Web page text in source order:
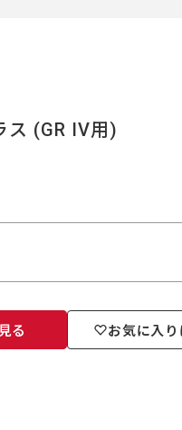
ス (GR IV用)
る お気に入り